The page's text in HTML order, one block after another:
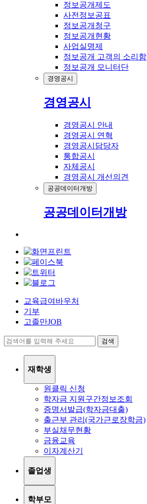
정보공개제도
사전정보공표
정보공개청구
정보공개현황
사업실명제
정보공개 고객의 소리함
정보공개 모니터단
경영공시
경영공시
경영공시 안내
경영공시 연혁
경영공시담당자
통합공시
자체공시
경영공시 개선의견
공공데이터개방
공공데이터개방
교육급여바우처
기부
고졸만JOB
검색
재학생
원클릭 신청
학자금 지원구간정보조회
증명서발급(학자금대출)
출근부 관리(국가근로장학금)
부실채무현황
금융교육
이자계산기
졸업생
학부모